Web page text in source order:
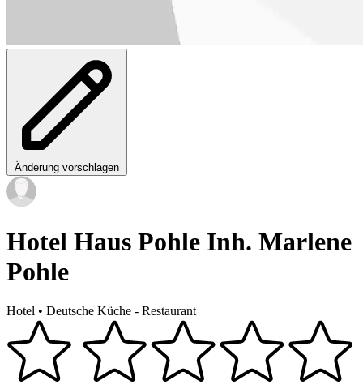
Änderung vorschlagen
Hotel Haus Pohle Inh. Marlene
Pohle
Hotel • Deutsche Küche - Restaurant